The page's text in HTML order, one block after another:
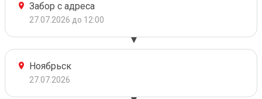
Забор с адреса
27.07.2026 до 12:00
Ноябрьск
27.07.2026